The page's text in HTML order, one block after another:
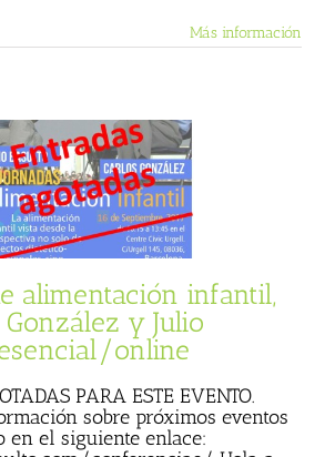
Más información
alimentación infantil,
y Julio
online
PARA ESTE EVENTO.
sobre próximos eventos
en el siguiente enlace: